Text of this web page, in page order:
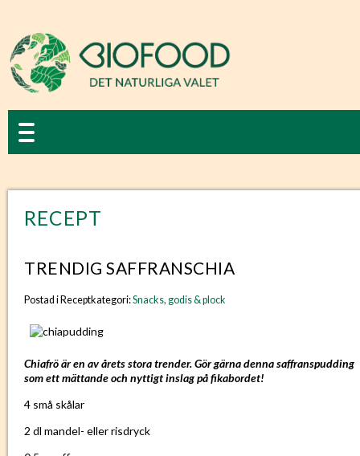
RECEPT
TRENDIG SAFFRANSCHIA
Postad i Receptkategori:Snacks, godis & plock
Chiafrö är en av årets stora trender. Gör gärna denna saffranspudding
som ett mättande och nyttigt inslag på fikabordet!
4 små skålar
2 dl mandel- eller risdryck